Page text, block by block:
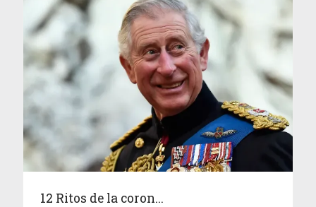
12 Ritos de la coron...